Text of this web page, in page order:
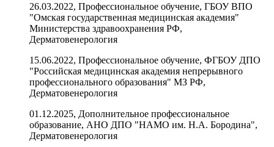
26.03.2022, Профессиональное обучение, ГБОУ ВПО
"Омская государственная медицинская академия"
Министерства здравоохранения РФ,
Дерматовенерология
15.06.2022, Профессиональное обучение, ФГБОУ ДПО
"Российская медицинская академия непрерывного
профессионального образования" МЗ РФ,
Дерматовенерология
01.12.2025, Дополнительное профессиональное
образование, АНО ДПО "НАМО им. Н.А. Бородина",
Дерматовенерология